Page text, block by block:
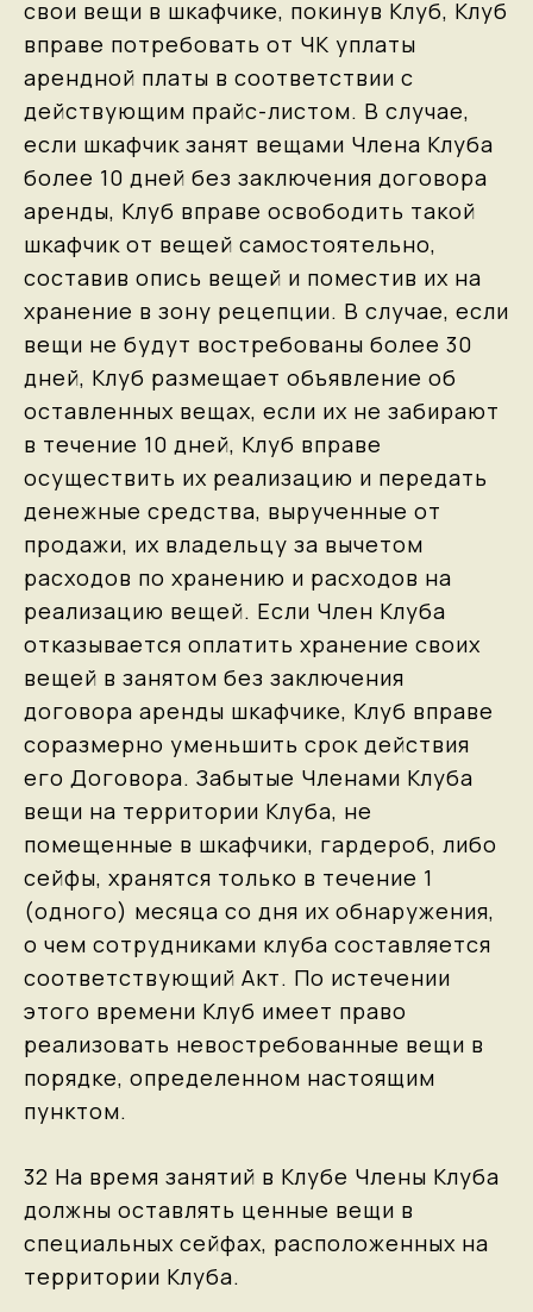
свои вещи в шкафчике, покинув Клуб, Клуб
вправе потребовать от ЧК уплаты
арендной платы в соответствии с
действующим прайс-листом. В случае,
если шкафчик занят вещами Члена Клуба
более 10 дней без заключения договора
аренды, Клуб вправе освободить такой
шкафчик от вещей самостоятельно,
составив опись вещей и поместив их на
хранение в зону рецепции. В случае, если
вещи не будут востребованы более 30
дней, Клуб размещает объявление об
оставленных вещах, если их не забирают
в течение 10 дней, Клуб вправе
осуществить их реализацию и передать
денежные средства, вырученные от
продажи, их владельцу за вычетом
расходов по хранению и расходов на
реализацию вещей. Если Член Клуба
отказывается оплатить хранение своих
вещей в занятом без заключения
договора аренды шкафчике, Клуб вправе
соразмерно уменьшить срок действия
его Договора. Забытые Членами Клуба
вещи на территории Клуба, не
помещенные в шкафчики, гардероб, либо
сейфы, хранятся только в течение 1
(одного) месяца со дня их обнаружения,
о чем сотрудниками клуба составляется
соответствующий Акт. По истечении
этого времени Клуб имеет право
реализовать невостребованные вещи в
порядке, определенном настоящим
пунктом.
32 На время занятий в Клубе Члены Клуба
должны оставлять ценные вещи в
специальных сейфах, расположенных на
территории Клуба.